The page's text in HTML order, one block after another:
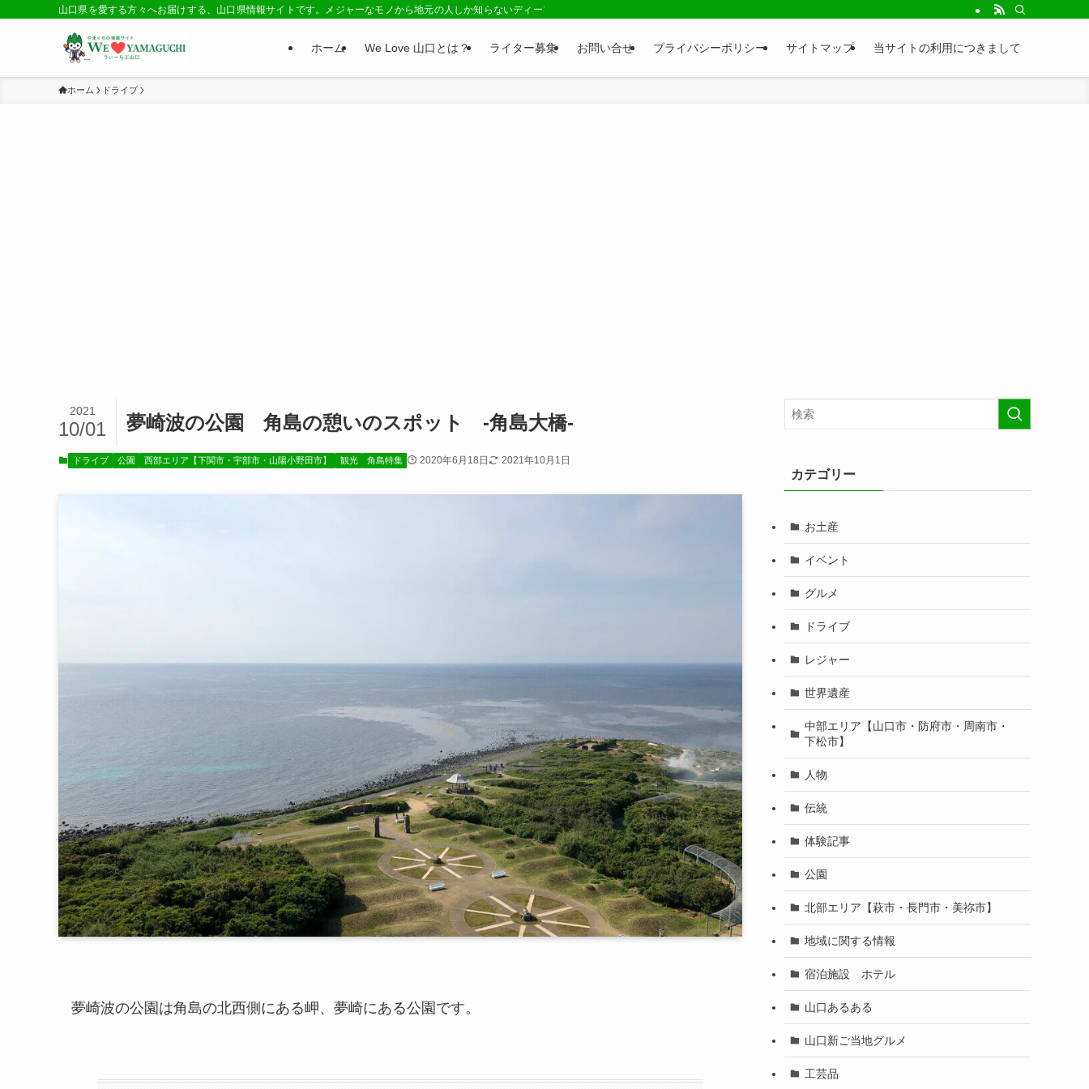
山口県を愛する方々へお届けする、山口県情報サイトです。メジャーなモノから地元の人しか知らないディープネタまで、山口県の情報が満載のサイトです！食べる・遊ぶ・観る・知るなど様々な内容の情報をお届け致します！地
ホーム We Love 山口とは？ ライター募集 お問い合せ プライバシーポリシー サイトマップ 当サイトの利用につきまして
ホーム ドライブ
夢崎波の公園 角島の憩いのスポット -角島大橋-
2021
10/01
ドライブ 公園 西部エリア【下関市・宇部市・山陽小野田市】 観光 角島特集 2020年6月18日 2021年10月1日
夢崎波の公園は角島の北西側にある岬、夢崎にある公園です。
カテゴリー
お土産
イベント
グルメ
ドライブ
レジャー
世界遺産
中部エリア【山口市・防府市・周南市・
下松市】
人物
伝統
体験記事
公園
北部エリア【萩市・長門市・美祢市】
地域に関する情報
宿泊施設 ホテル
山口あるある
山口新ご当地グルメ
工芸品